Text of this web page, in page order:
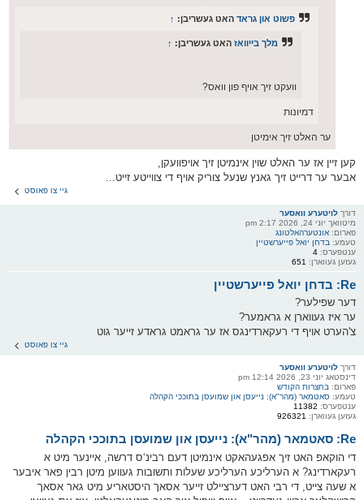
פשוט און גראד האט געשריבן: ↑
מלך בייוואז האט געשריבן: ↑
וועקט זיך אויף פון וואס?
דמיונות
ער האלט זיך אימיטן
קען זיין אז ער האלט שוין אינמיטן זיך אויפוועקן,
אבער ער דרייט זיך גאנץ שנעל צוריק אויף די צווייטע זייט...
גיי צו פאוסט
דורך לויטערע וואסער
מיטוואך יוני 24, 2026 2:17 pm
פארום: אונטערהאלטונג
טעמע: בדחן יואל פייערשטיין
ענטפערס: 4
געזען געווארן: 651
Re: בדחן יואל פייערשטיין
דער שפילער?
ער איז געווארן א גראמער?
צ'הערט אויף די רעקארדינגס אז ער גראמט גראדע זייער גוט
גיי צו פאוסט
דורך לויטערע וואסער
דינסטאג יוני 23, 2026 12:14 pm
פארום: בחצרות הקודש
טעמע: סאטמאר (מהר"א): נייעסן און שמועסן בתוככי הקהלה
ענטפערס: 11382
געזען געווארן: 926321
Re: סאטמאר (מהר"א): נייעסן און שמועסן בתוככי הקהלה
די הוקאפ האט זיך אפגעהאקט אינמיטן דעם רבינ‘ס דרשה, איינער מיט א
רעקארדינג? א הערליכע הערליכע שעלות ותשובות געווען מיטן רבין פאר איבער
א שעה צייט, די רבי האט דערציילט זייער אסאך היסטאריע מיט גאר אסאך